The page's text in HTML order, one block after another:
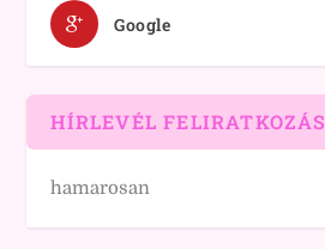
Google
HÍRLEVÉL FELIRATKOZÁS
hamarosan